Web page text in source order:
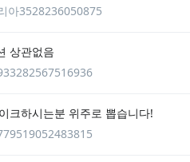
아3528236050875
상관없음
크하시는분 위주로 뽑습니다!